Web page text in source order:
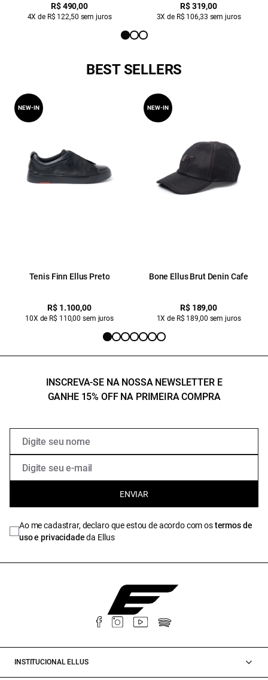
R$ 490,00
4X de R$ 122,50 sem juros
R$ 319,00
3X de R$ 106,33 sem juros
BEST SELLERS
Tenis Finn Ellus Preto
R$ 1.100,00
10X de R$ 110,00 sem juros
NEW-IN
Bone Ellus Brut Denin Cafe
R$ 189,00
1X de R$ 189,00 sem juros
NEW-IN
INSCREVA-SE NA NOSSA NEWSLETTER E
GANHE 15% OFF NA PRIMEIRA COMPRA
ENVIAR
Ao me cadastrar, declaro que estou de acordo com ostermos de
uso e privacidadeda Ellus
INSTITUCIONAL ELLUS